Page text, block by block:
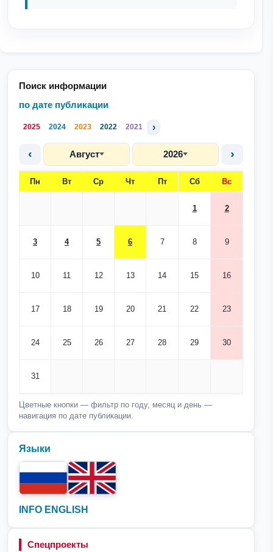
Поиск информации
по дате публикации
2025 2024 2023 2022 2021 ›
‹ Август 2026 ›
Пн Вт Ср Чт Пт Сб Вс
1 2
3 4 5 6 7 8 9
10 11 12 13 14 15 16
17 18 19 20 21 22 23
24 25 26 27 28 29 30
31
Цветные кнопки — фильтр по году, месяц и день —
навигация по дате публикации.
Языки
INFO ENGLISH
Спецпроекты